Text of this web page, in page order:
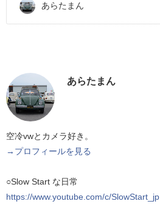
あらたまん
あらたまん
空冷vwとカメラ好き。
→プロフィールを見る
○Slow Start な日常
https://www.youtube.com/c/SlowStart_jp